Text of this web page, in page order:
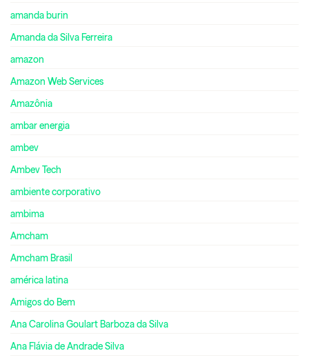
amanda burin
Amanda da Silva Ferreira
amazon
Amazon Web Services
Amazônia
ambar energia
ambev
Ambev Tech
ambiente corporativo
ambima
Amcham
Amcham Brasil
américa latina
Amigos do Bem
Ana Carolina Goulart Barboza da Silva
Ana Flávia de Andrade Silva